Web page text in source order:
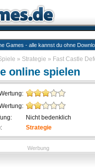
Games - alle kannst du ohne
» Strategie » Fast Castle
online spielen
Nicht bedenklich
Strategie
Werbung